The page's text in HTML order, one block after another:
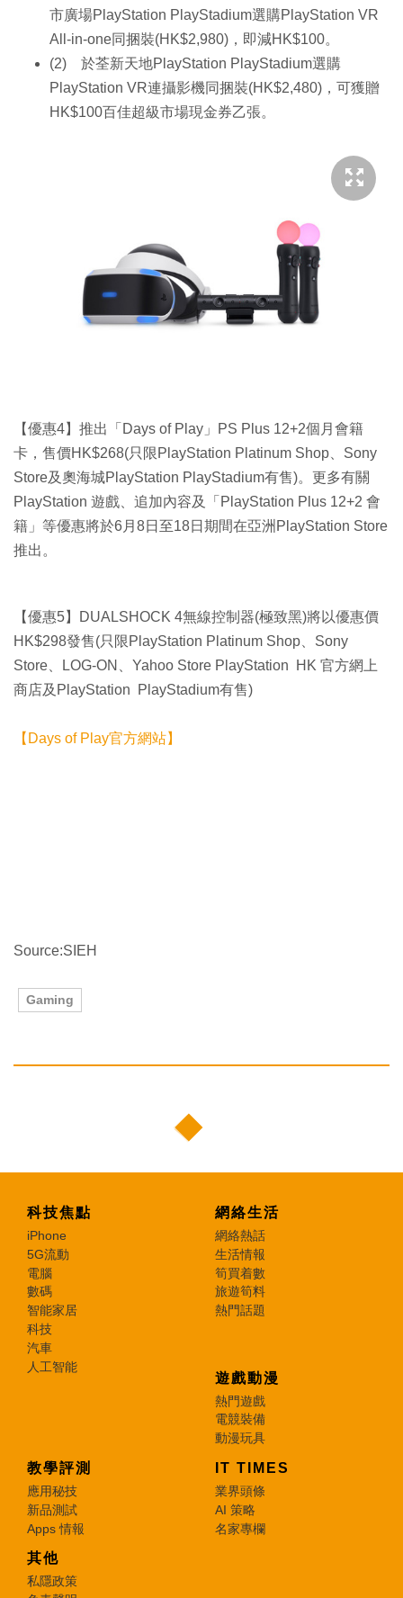
市廣場PlayStation PlayStadium選購PlayStation VR
All-in-one同捆裝(HK$2,980)，即減HK$100。
(2) 於荃新天地PlayStation PlayStadium選購
PlayStation VR連攝影機同捆裝(HK$2,480)，可獲贈
HK$100百佳超級市場現金券乙張。
【優惠4】推出「Days of Play」PS Plus 12+2個月會籍
卡，售價HK$268(只限PlayStation Platinum Shop、Sony
Store及奧海城PlayStation PlayStadium有售)。更多有關
PlayStation 遊戲、追加內容及「PlayStation Plus 12+2 會
籍」等優惠將於6月8日至18日期間在亞洲PlayStation Store
推出。
【優惠5】DUALSHOCK 4無線控制器(極致黑)將以優惠價
HK$298發售(只限PlayStation Platinum Shop、Sony
Store、LOG-ON、Yahoo Store PlayStation HK 官方網上
商店及PlayStation PlayStadium有售)
【Days of Play官方網站】
Source:SIEH
Gaming
科技焦點
iPhone
5G流動
電腦
數碼
智能家居
科技
汽車
人工智能
網絡生活
網絡熱話
生活情報
筍買着數
旅遊筍料
熱門話題
遊戲動漫
熱門遊戲
電競裝備
動漫玩具
教學評測
應用秘技
新品測試
Apps 情報
IT TIMES
業界頭條
AI 策略
名家專欄
其他
私隱政策